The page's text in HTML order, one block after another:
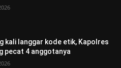
kali langgar kode etik, Kapolres
pecat 4 anggotanya